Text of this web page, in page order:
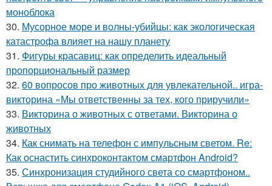
моноблока
30. Мусорное море и волны-убийцы: как экологическая
катастрофа влияет на нашу планету
31. Фигуры красавиц: как определить идеальный
пропорциональный размер
32. 60 вопросов про животных для увлекательной.. игра-
викторина «Мы ответственны за тех, кого приручили»
33. Викторина о животных с ответами. Викторина о
животных
34. Как снимать на телефон с импульсным светом. Re:
Как оснастить синхроконтактом смартфон Android?
35. Синхронизация студийного света со смартфоном..